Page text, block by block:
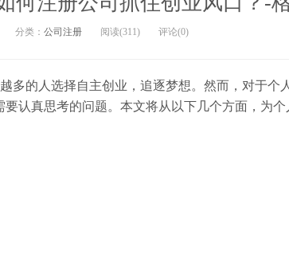
分类： 公司注册 阅读(311) 评论(0)
多的人选择自主创业，追逐梦想。然而，对于个
要认真思考的问题。本文将从以下几个方面，为